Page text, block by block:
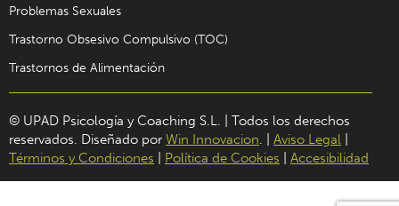
Problemas Sexuales
Trastorno Obsesivo Compulsivo (TOC)
Trastornos de Alimentación
© UPAD Psicología y Coaching S.L. | Todos los derechos
reservados. Diseñado por Win Innovacion Aviso Legal
Términos y Condiciones
Política de Cookies Accesibilidad